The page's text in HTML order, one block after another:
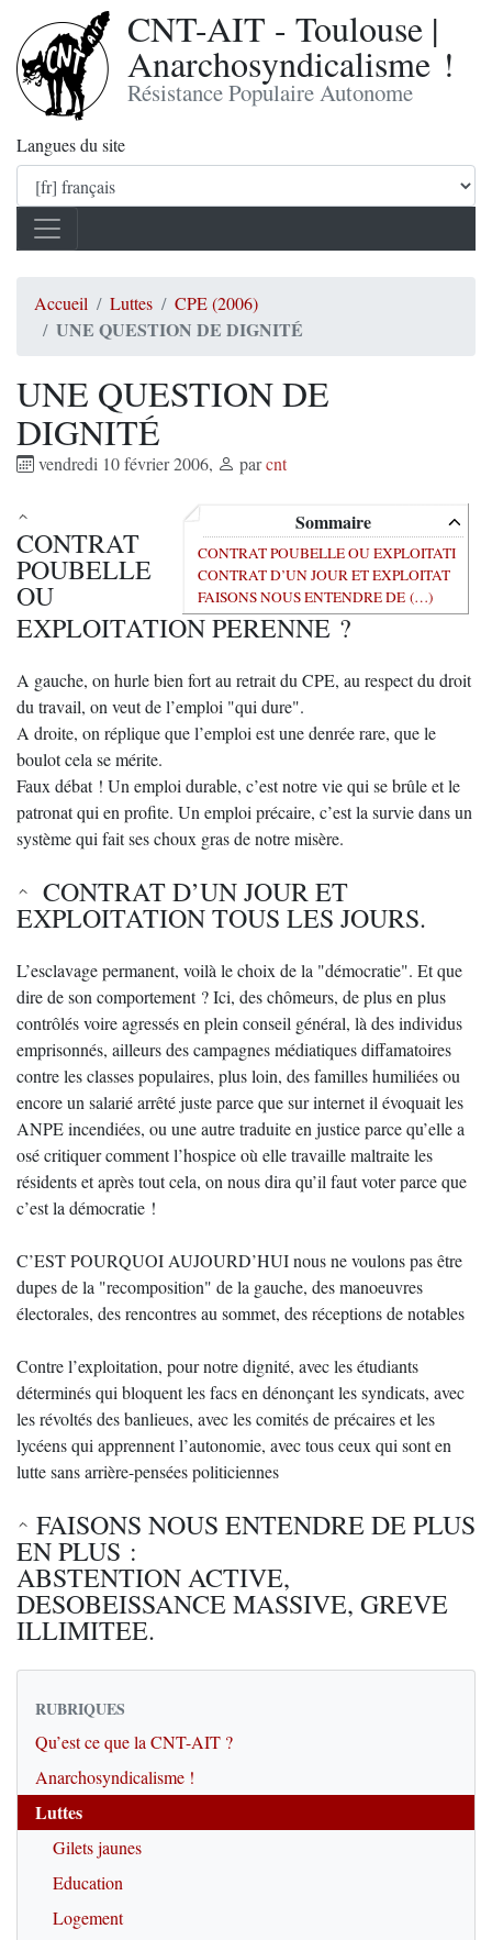
CNT-AIT - Toulouse |
Anarchosyndicalisme !
Résistance Populaire Autonome
Langues du site
Accueil Luttes CPE (2006)
UNE QUESTION DE DIGNITÉ
UNE QUESTION DE
DIGNITÉ
vendredi 10 février 2006, parcnt
Sommaire
CONTRAT POUBELLE OU EXPLOITATI
CONTRAT D’UN JOUR ET EXPLOITAT
FAISONS NOUS ENTENDRE DE (…)
CONTRAT
POUBELLE
OU
EXPLOITATION PERENNE ?
A gauche, on hurle bien fort au retrait du CPE, au respect du droit
du travail, on veut de l’emploi "qui dure".
A droite, on réplique que l’emploi est une denrée rare, que le
boulot cela se mérite.
Faux débat ! Un emploi durable, c’est notre vie qui se brûle et le
patronat qui en profite. Un emploi précaire, c’est la survie dans un
système qui fait ses choux gras de notre misère.
CONTRAT D’UN JOUR ET
EXPLOITATION TOUS LES JOURS.
L’esclavage permanent, voilà le choix de la "démocratie". Et que
dire de son comportement ? Ici, des chômeurs, de plus en plus
contrôlés voire agressés en plein conseil général, là des individus
emprisonnés, ailleurs des campagnes médiatiques diffamatoires
contre les classes populaires, plus loin, des familles humiliées ou
encore un salarié arrêté juste parce que sur internet il évoquait les
ANPE incendiées, ou une autre traduite en justice parce qu’elle a
osé critiquer comment l’hospice où elle travaille maltraite les
résidents et après tout cela, on nous dira qu’il faut voter parce que
c’est la démocratie !
C’EST POURQUOI AUJOURD’HUI nous ne voulons pas être
dupes de la "recomposition" de la gauche, des manoeuvres
électorales, des rencontres au sommet, des réceptions de notables
Contre l’exploitation, pour notre dignité, avec les étudiants
déterminés qui bloquent les facs en dénonçant les syndicats, avec
les révoltés des banlieues, avec les comités de précaires et les
lycéens qui apprennent l’autonomie, avec tous ceux qui sont en
lutte sans arrière-pensées politiciennes
FAISONS NOUS ENTENDRE DE PLUS
EN PLUS :
ABSTENTION ACTIVE,
DESOBEISSANCE MASSIVE, GREVE
ILLIMITEE.
RUBRIQUES
Qu’est ce que la CNT-AIT ?
Anarchosyndicalisme !
Luttes
Gilets jaunes
Education
Logement